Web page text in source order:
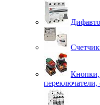
переключатели,